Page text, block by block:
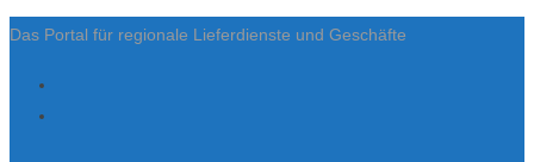
Das Portal für regionale Lieferdienste und Geschäfte